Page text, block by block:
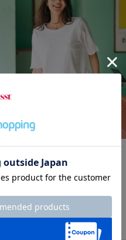
time sale
new! DoT
まとめ買い対象
スカラップ袖／ロングフレア・
ドゥクラッセTシャツ
¥3,990 ￥4,389
通常価格から20%OFF